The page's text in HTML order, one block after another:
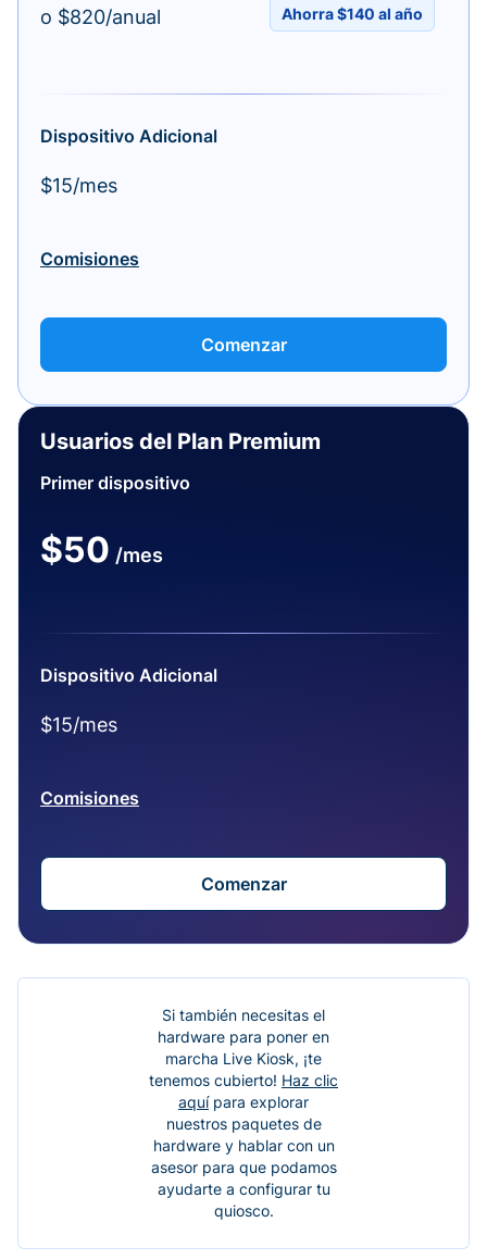
o $820/anual Ahorra $140 al año
Dispositivo Adicional
$15/mes
Comisiones
Comenzar
Usuarios del Plan Premium
Primer dispositivo
$50 /mes
Dispositivo Adicional
$15/mes
Comisiones
Comenzar
Si también necesitas el
hardware para poner en
marcha Live Kiosk, ¡te
tenemos cubierto! Haz clic
aquípara explorar
nuestros paquetes de
hardware y hablar con un
asesor para que podamos
ayudarte a configurar tu
quiosco.